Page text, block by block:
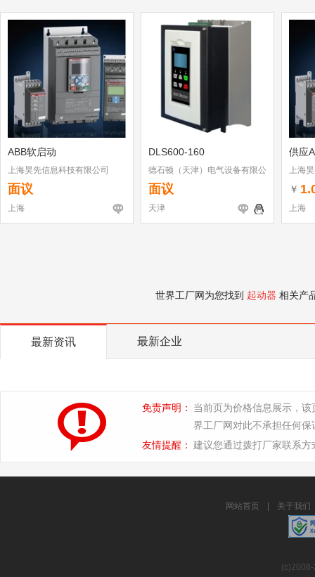
ABB软启动
上海昊先信息科技有限公司
面议
上海
DLS600-160
德石顿（天津）电气设备有限公
司
面议
天津
供应
上海
￥
上海
世界工厂网为您找到 起动器 相关产
最新资讯 最新企业
免责声明：
当前页为价格信息展示，
界工厂网对此不承担任何保
友情提醒： 建议您通过拨打厂家联系
网站首页 关于我们